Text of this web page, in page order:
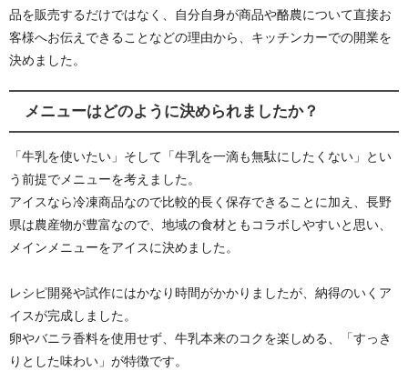
品を販売するだけではなく、自分自身が商品や酪農について直接お
客様へお伝えできることなどの理由から、キッチンカーでの開業を
決めました 。
メニューはどのように決められましたか？
「牛乳を使いたい」そして「牛乳を一滴も無駄にしたくない」とい
う前提でメニューを考えました。
アイスなら冷凍商品なので比較的長く保存できることに加え、長野
県は農産物が豊富なので、地域の食材ともコラボしやすいと思い、
メインメニューをアイスに決めました。
レシピ開発や試作にはかなり時間がかかりましたが、納得のいくア
イスが完成しました。
卵やバニラ香料を使用せず、牛乳本来のコクを楽しめる、「すっき
りとした味わい」が特徴です。